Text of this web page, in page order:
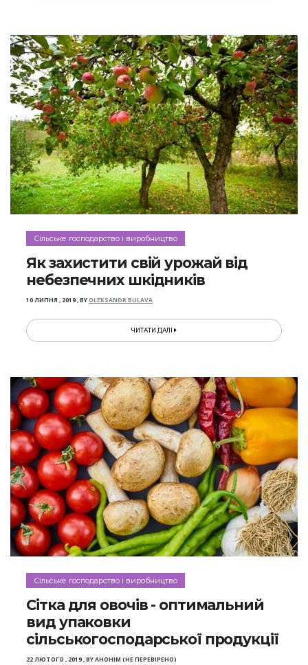
Сільське господарство і виробництво
Як захистити свій урожай від
небезпечних шкідників
10 ЛИПНЯ , 2019,BYOLEKSANDR BULAVA
ЧИТАТИ ДАЛІ
Сільське господарство і виробництво
Сітка для овочів - оптимальний
вид упаковки
сільськогосподарської продукції
22 ЛЮТОГО , 2019,BYАНОНІМ (НЕ ПЕРЕВІРЕНО)